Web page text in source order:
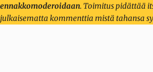
ennakkomoderoidaan. Toimitus pidättää
julkaisematta kommenttia mistä tahansa